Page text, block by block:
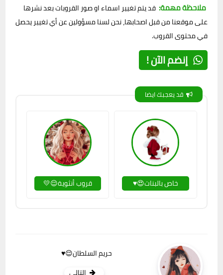
ملاحظة مهمة: قد يتم تغيير اسماء او صور القروبات بعد نشرها
على موقعنا من قبل اصحابها، نحن لسنا مسؤولين عن أي تغيير يحصل
في محتوى القروب.
إنضم الآن !
قد يعجبك ايضا
خاص بالبنات😍♥ قروب أنثوية😌💛
حريم السلطان😌♥